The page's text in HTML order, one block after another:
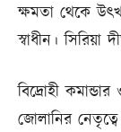
ক্ষমতা থেকে
স্বাধীন। সিরিয়া
বিদ্রোহী
জোলানির